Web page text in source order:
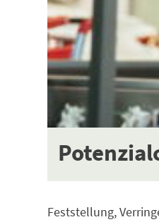
Feststellung,